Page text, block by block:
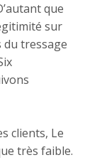
que
sur
du tressage
clients, Le
très faible.